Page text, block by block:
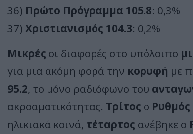
36) Πρώτο Πρόγραμμα 105.8: 0,3%
37) Χριστιανισμός 104.3: 0,2%
Μικρές οι διαφορές στο υπόλοιπο
για μια ακόμη φορά την κορυφή με
95.2, το μόνο ραδιόφωνο του
ακροαματικότητας. Τρίτος ο Ρυθμός
ηλικιακά κοινά, τέταρτος ανέβηκε ο